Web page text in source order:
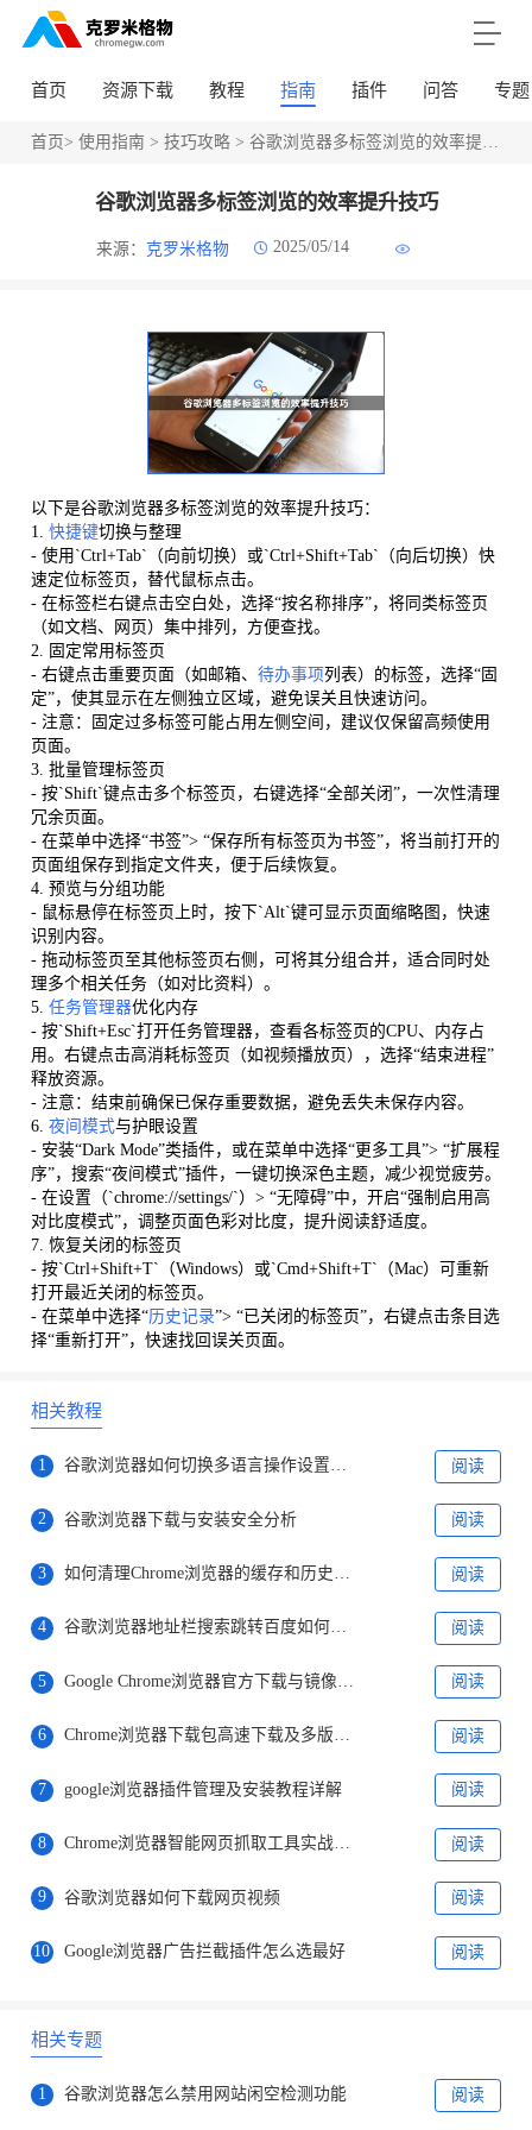
首页 资源下载 教程 指南 插件 问答 专题
首页> 使用指南 > 技巧攻略> 谷歌浏览器多标签浏览的效率提升技巧
谷歌浏览器多标签浏览的效率提升技巧
来源： 克罗米格物 2025/05/14
以下是谷歌浏览器多标签浏览的效率提升技巧：
1. 快捷键切换与整理
- 使用`Ctrl+Tab`（向前切换）或`Ctrl+Shift+Tab`（向后切换）快
速定位标签页，替代鼠标点击。
- 在标签栏右键点击空白处，选择“按名称排序”，将同类标签页
（如文档、网页）集中排列，方便查找。
2. 固定常用标签页
- 右键点击重要页面（如邮箱、 待办事项列表）的标签，选择“固
定”，使其显示在左侧独立区域，避免误关且快速访问。
- 注意：固定过多标签可能占用左侧空间，建议仅保留高频使用
页面。
3. 批量管理标签页
- 按`Shift`键点击多个标签页，右键选择“全部关闭”，一次性清理
冗余页面。
- 在菜单中选择“书签”> “保存所有标签页为书签”，将当前打开的
页面组保存到指定文件夹，便于后续恢复。
4. 预览与分组功能
- 鼠标悬停在标签页上时，按下`Alt`键可显示页面缩略图，快速
识别内容。
- 拖动标签页至其他标签页右侧，可将其分组合并，适合同时处
理多个相关任务（如对比资料）。
5. 任务管理器优化内存
- 按`Shift+Esc`打开任务管理器，查看各标签页的CPU、内存占
用。右键点击高消耗标签页（如视频播放页），选择“结束进程”
释放资源。
- 注意：结束前确保已保存重要数据，避免丢失未保存内容。
6. 夜间模式与护眼设置
- 安装“Dark Mode”类插件，或在菜单中选择“更多工具”> “扩展程
序”，搜索“夜间模式”插件，一键切换深色主题，减少视觉疲劳。
- 在设置（`chrome://settings/`）> “无障碍”中，开启“强制启用高
对比度模式”，调整页面色彩对比度，提升阅读舒适度。
7. 恢复关闭的标签页
- 按`Ctrl+Shift+T`（Windows）或`Cmd+Shift+T`（Mac）可重新
打开最近关闭的标签页。
- 在菜单中选择“历史记录”> “已关闭的标签页”，右键点击条目选
择“重新打开”，快速找回误关页面。
相关教程
1 谷歌浏览器如何切换多语言操作设置步骤 阅读
2 谷歌浏览器下载与安装安全分析 阅读
3 如何清理Chrome浏览器的缓存和历史记录 阅读
4 谷歌浏览器地址栏搜索跳转百度如何修改回谷歌 阅读
5 阅读
6 Chrome浏览器下载包高速下载及多版本管理方案解析 阅读
7 google浏览器插件管理及安装教程详解 阅读
8 Chrome浏览器智能网页抓取工具实战应用 阅读
9 谷歌浏览器如何下载网页视频 阅读
10 Google浏览器广告拦截插件怎么选最好 阅读
相关专题
1 谷歌浏览器怎么禁用网站闲空检测功能 阅读